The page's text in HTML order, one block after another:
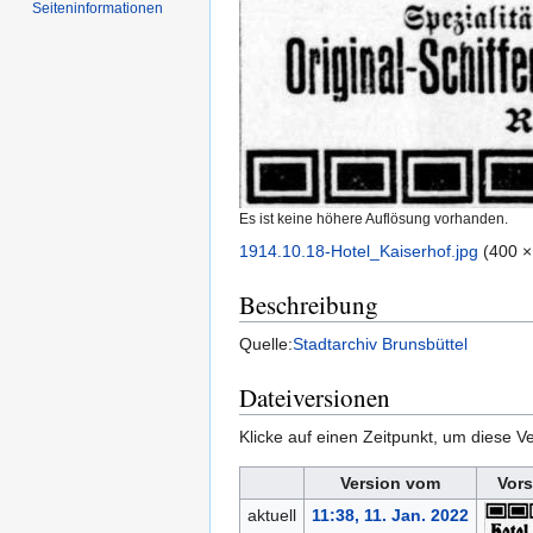
Es ist keine höhere Auflösung vorhanden.
1914.10.18-Hotel_Kaiserhof.jpg (400
Beschreibung
Quelle:Stadtarchiv Brunsbüttel
Dateiversionen
Klicke auf einen Zeitpunkt, um diese
Version vom
aktuell
11:38, 11. Jan. 2022
Seiten­informationen